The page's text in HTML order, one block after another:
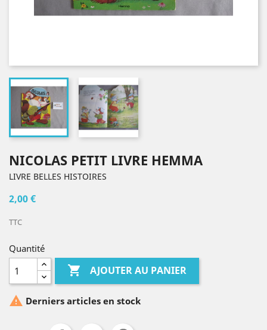
NICOLAS PETIT LIVRE HEMMA
LIVRE BELLES HISTOIRES
2,00 €
TTC
Quantité
 AJOUTER AU PANIER
 Derniers articles en stock